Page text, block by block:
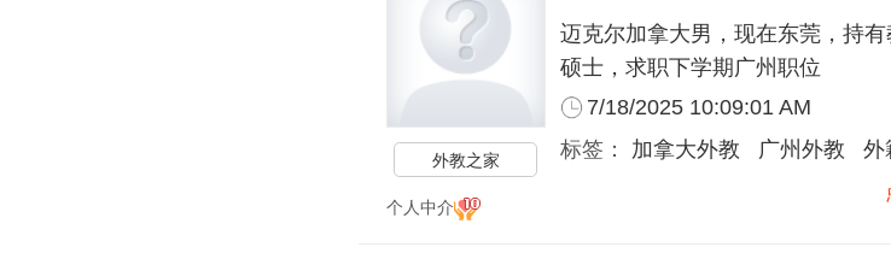
外教之家
个人中介
迈克尔加拿大男，现在东莞，持
硕士，求职下学期广州职位
7/18/2025 10:09:01 AM
标签： 加拿大外教 广州外教 外